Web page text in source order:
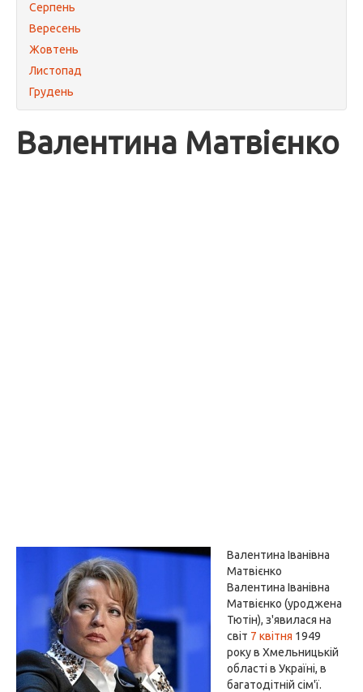
Серпень
Вересень
Жовтень
Листопад
Грудень
Валентина Матвієнко
Валентина Іванівна
Матвієнко
Валентина Іванівна
Матвієнко (уроджена
Тютін), з'явилася на
світ 7 квітня 1949
року в Хмельницькій
області в Україні, в
багатодітній сім'ї.